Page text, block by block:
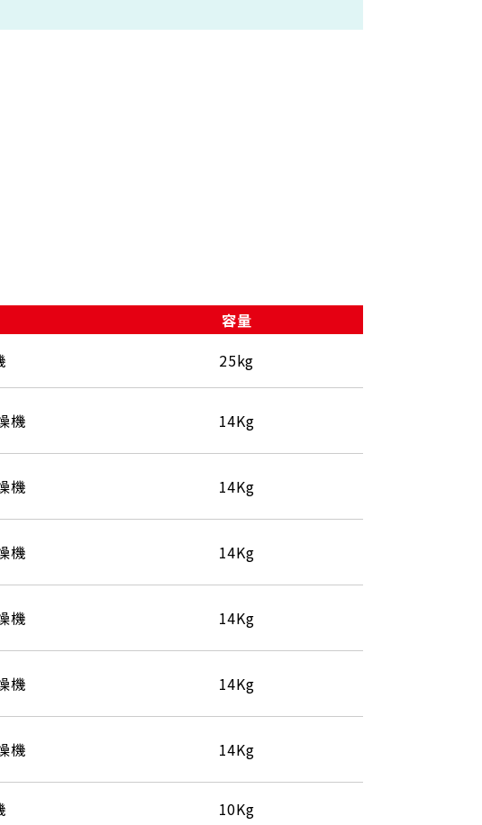
容量
25kg
機 14Kg
機 14Kg
機 14Kg
機 14Kg
機 14Kg
機 14Kg
10Kg